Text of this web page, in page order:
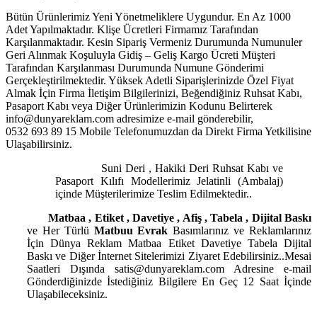
Bütün Ürünlerimiz Yeni Yönetmeliklere Uygundur. En Az 1000
Adet Yapılmaktadır. Klişe Ücretleri Firmamız Tarafından
Karşılanmaktadır. Kesin Sipariş Vermeniz Durumunda Numunuler
Geri Alınmak Koşuluyla Gidiş – Geliş Kargo Ücreti Müşteri
Tarafından Karşılanması Durumunda Numune Gönderimi
Gerçekleştirilmektedir. Yüksek Adetli Siparişlerinizde Özel Fiyat
Almak İçin Firma İletişim Bilgilerinizi, Beğendiğiniz Ruhsat Kabı,
Pasaport Kabı veya Diğer Ürünlerimizin Kodunu Belirterek
info@dunyareklam.com adresimize e-mail gönderebilir,
0532 693 89 15 Mobile Telefonumuzdan da Direkt Firma Yetkilisine
Ulaşabilirsiniz.
Suni Deri , Hakiki Deri Ruhsat Kabı ve
Pasaport Kılıfı Modellerimiz Jelatinli (Ambalaj)
içinde Müşterilerimize Teslim Edilmektedir..
Matbaa , Etiket , Davetiye , Afiş , Tabela , Dijital Baskı
ve Her Türlü Matbuu Evrak Basımlarınız ve Reklamlarınız
İçin Dünya Reklam Matbaa Etiket Davetiye Tabela Dijital
Baskı ve Diğer İnternet Sitelerimizi Ziyaret Edebilirsiniz..Mesai
Saatleri Dışında satis@dunyareklam.com Adresine e-mail
Gönderdiğinizde İstediğiniz Bilgilere En Geç 12 Saat İçinde
Ulaşabileceksiniz.